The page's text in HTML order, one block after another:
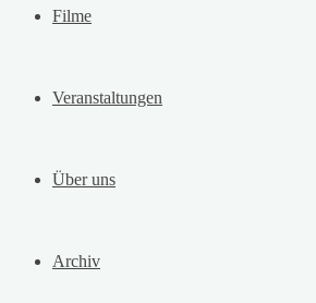
Filme
Veranstaltungen
Über uns
Archiv